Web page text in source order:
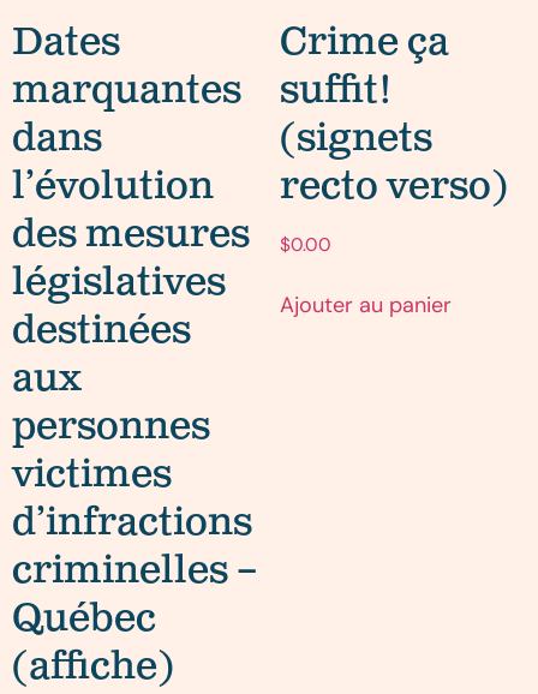
Dates
marquantes
dans
l’évolution
des mesures
législatives
destinées
aux
personnes
victimes
d’infractions
criminelles –
Québec
(affiche)
Crime ça
suffit!
(signets
recto verso)
$0.00
Ajouter au panier